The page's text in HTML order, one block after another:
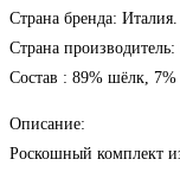
голубой
Страна бренда: Италия.
Страна производитель:
Состав : 89% шёлк, 7%
Описание:
Роскошный комплект